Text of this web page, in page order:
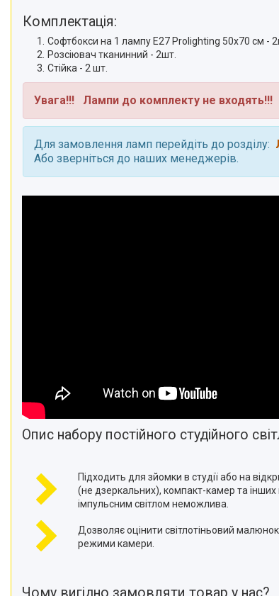
Комплектація:
Софтбокси на 1 лампу Е27 Prolighting 50х70 см -
Розсіювач тканинний - 2шт.
Стійка - 2 шт.
Увага!!! Лампи до комплекту не входять!!!
Для замовлення ламп перейдіть до розділу:
Або зверніться до наших менеджерів.
Опис набору постійного студійного
Підходить для зйомки в студії або на
(не дзеркальних), компакт-камер та інших
імпульсним світлом неможлива.
Дозволяє оцінити світлотіньовий
режими камери.
Чому вигідно замовляти товар у нас?